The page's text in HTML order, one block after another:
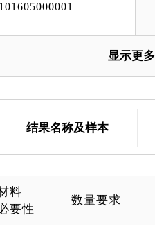
显示更多
结果名称及样本
料
要性
数量要求